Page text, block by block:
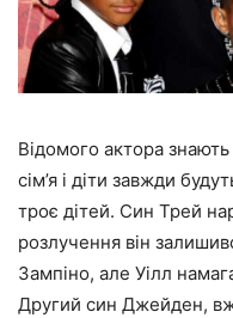
Відомого актора
сім’я і діти завжди
троє дітей. Син Трей
розлучення він
Зампіно, але Уілл
Другий син Джейден,